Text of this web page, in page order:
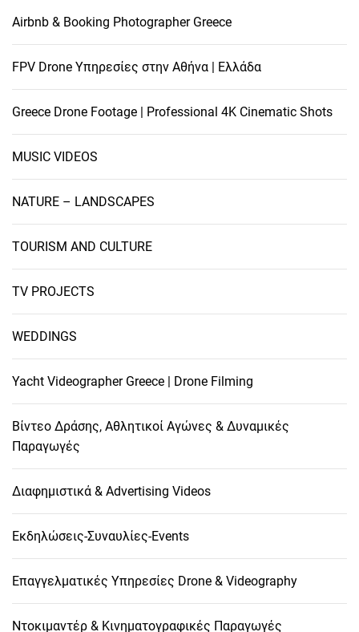
Airbnb & Booking Photographer Greece
FPV Drone Υπηρεσίες στην Αθήνα | Ελλάδα
Greece Drone Footage | Professional 4K Cinematic Shots
MUSIC VIDEOS
NATURE – LANDSCAPES
TOURISM AND CULTURE
TV PROJECTS
WEDDINGS
Yacht Videographer Greece | Drone Filming
Βίντεο Δράσης, Αθλητικοί Αγώνες & Δυναμικές
Παραγωγές
Διαφημιστικά & Advertising Videos
Εκδηλώσεις-Συναυλίες-Events
Επαγγελματικές Υπηρεσίες Drone & Videography
Ντοκιμαντέρ & Κινηματογραφικές Παραγωγές